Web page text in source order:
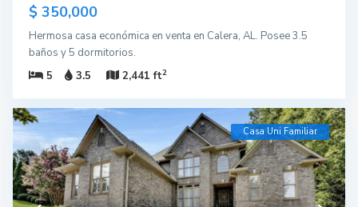
$ 350,000
Hermosa casa económica en venta en Calera, AL. Posee 3.5
baños y 5 dormitorios.
5
3.5 2,441 ft2
Casa Uni Familiar